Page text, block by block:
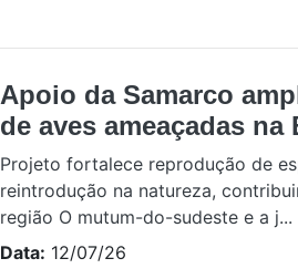
Apoio da Samarco
de aves ameaçadas
Projeto fortalece reprodução de
reintrodução na natureza,
região O mutum-do-sudeste e a j...
Data: 12/07/26